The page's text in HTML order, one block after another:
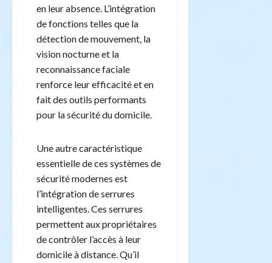
en leur absence. L’intégration
de fonctions telles que la
détection de mouvement, la
vision nocturne et la
reconnaissance faciale
renforce leur efficacité et en
fait des outils performants
pour la sécurité du domicile.
Une autre caractéristique
essentielle de ces systèmes de
sécurité modernes est
l’intégration de serrures
intelligentes. Ces serrures
permettent aux propriétaires
de contrôler l’accès à leur
domicile à distance. Qu’il